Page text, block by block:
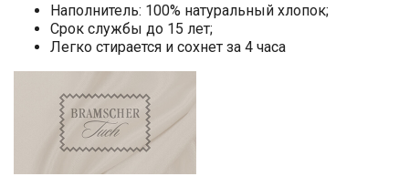
Наполнитель: 100% натуральный хлопок;
Срок службы до 15 лет;
Легко стирается и сохнет за 4 часа